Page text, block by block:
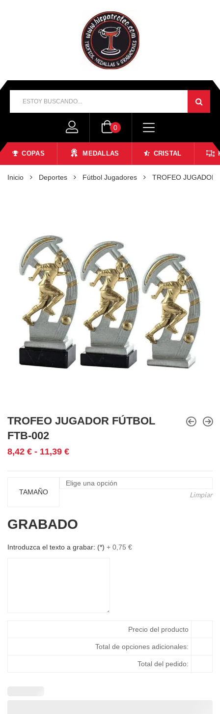
0
COPAS MEDALLAS CRISTAL
Inicio Deportes Fútbol Jugadores TROFEO JUGADOR
TROFEO JUGADOR FÚTBOL
FTB-002
8,42 € - 11,39 €Rango
desde
11,39 €
TAMAÑO Limpiar
GRABADO
Introduzca el texto a grabar: (*) + 0,75 €
Precio del producto
Total de opciones adicionales:
Total del pedido: